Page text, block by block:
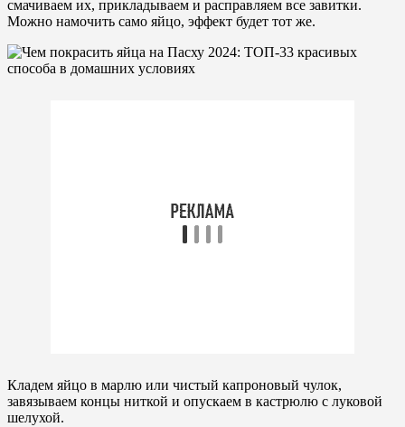
смачиваем их, прикладываем и расправляем все завитки.
Можно намочить само яйцо, эффект будет тот же.
Кладем яйцо в марлю или чистый капроновый чулок,
завязываем концы ниткой и опускаем в кастрюлю с луковой
шелухой.